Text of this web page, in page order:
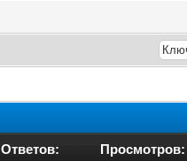
Ответов: Просмотров: